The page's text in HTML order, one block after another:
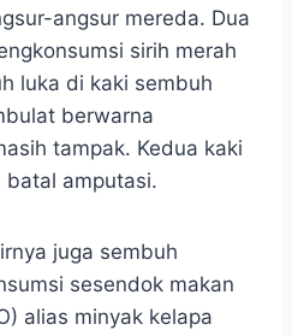
angsur mereda. Dua
sirih merah
luka di kaki sembuh
berwarna
tampak. Kedua kaki
batal amputasi.
juga sembuh
sesendok makan
alias minyak kelapa